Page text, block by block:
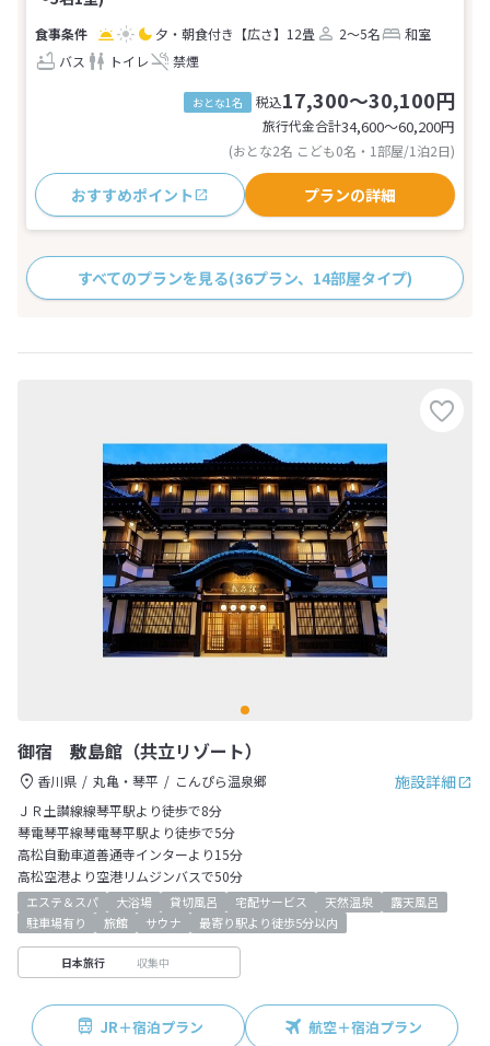
夕・朝食付き 【広さ】12畳 2～5名
和室
バス
トイレ 禁煙
おとな1名 税込17,300～30,100円
旅行代金合計34,600〜60,200円
(おとな2名 こども0名・1部屋/1泊2日)
おすすめポイント プランの詳細
すべてのプランを見る(36プラン、14部屋タイプ)
御宿 敷島館（共立リゾート）
施設詳細
香川県 丸亀・琴平
こんぴら温泉郷
ＪＲ土讃線線琴平駅より徒歩で8分
琴電琴平線琴電琴平駅より徒歩で5分
高松自動車道善通寺インターより15分
高松空港より空港リムジンバスで50分
エステ＆スパ 大浴場 貸切風呂 宅配サービス 天然温泉
露天風呂
駐車場有り
旅館 サウナ 最寄り駅より徒歩5分以内
日本旅行 収集中
JR＋宿泊プラン 航空＋宿泊プラン